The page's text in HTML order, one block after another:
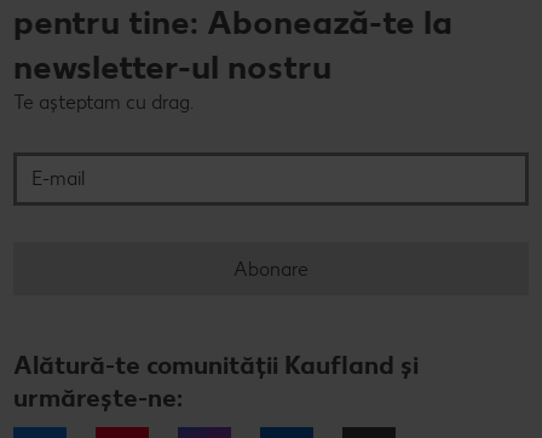
pentru tine: Abonează-te la
newsletter-ul nostru
Te așteptam cu drag.
Abonare
Alătură-te comunității Kaufland și
urmărește-ne: